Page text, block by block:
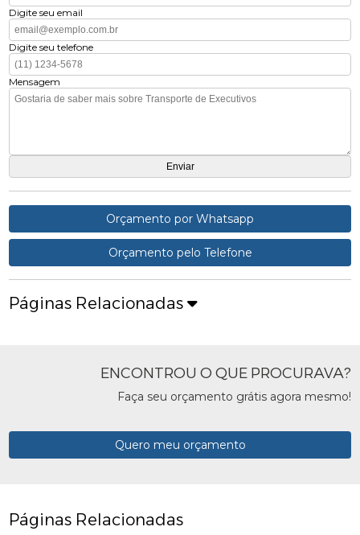
Digite seu email
Digite seu telefone
Mensagem
Orçamento por Whatsapp
Orçamento pelo Telefone
Páginas Relacionadas
ENCONTROU O QUE PROCURAVA?
Faça seu orçamento grátis agora mesmo!
Quero meu orçamento
Páginas Relacionadas